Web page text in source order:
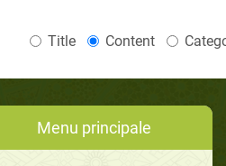
Title Content
Menu principale